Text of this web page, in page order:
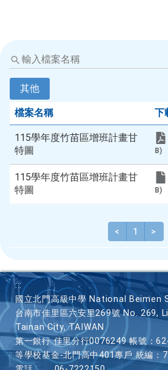
輸
入
檔
名
稱
其他
檔案名稱 下
115學年度竹苗區增班計畫甘
特圖
B)
115學年度竹苗區增班計畫甘
特圖
B)
< 上一頁
1 >
:::
國立北門高級中學 National Beimen
台南市佳里區六安里269號 No. 269,
Tainan City, TAIWAN
第一銀行 佳里分行0076249 帳號：
等學校基金-北門高中401專戶 統編：